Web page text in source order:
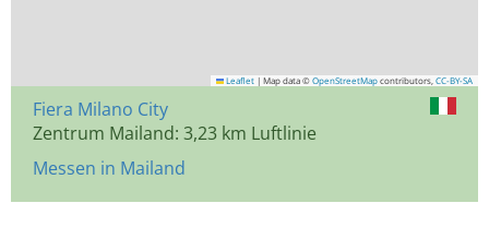
Leaflet | Map data © OpenStreetMap contributors, CC-BY-SA
Fiera Milano City
Zentrum Mailand: 3,23 km Luftlinie
Messen in Mailand